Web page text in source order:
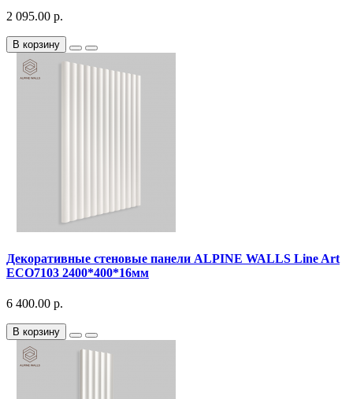
2 095.00 р.
В корзину
Декоративныe стеновые панели ALPINE WALLS Line Art
ECO7103 2400*400*16мм
6 400.00 р.
В корзину